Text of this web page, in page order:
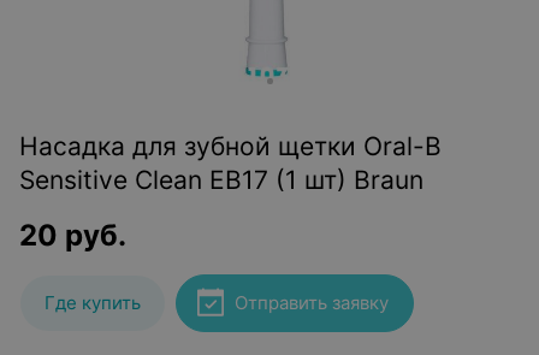
Насадка для зубной щетки Oral-B
Sensitive Clean EB17 (1 шт) Braun
20 руб.
Где купить Отправить заявку